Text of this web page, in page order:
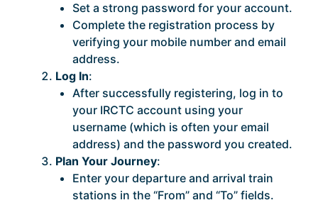
Set a strong password for your account.
Complete the registration process by
verifying your mobile number and email
address.
Log In:
After successfully registering, log in to
your IRCTC account using your
username (which is often your email
address) and the password you created.
Plan Your Journey:
Enter your departure and arrival train
stations in the “From” and “To” fields.